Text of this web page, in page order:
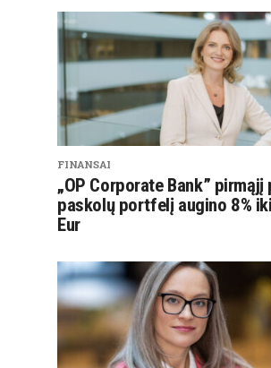
FINANSAI
„OP Corporate Bank” pirmąjį
paskolų portfelį augino 8%
Eur